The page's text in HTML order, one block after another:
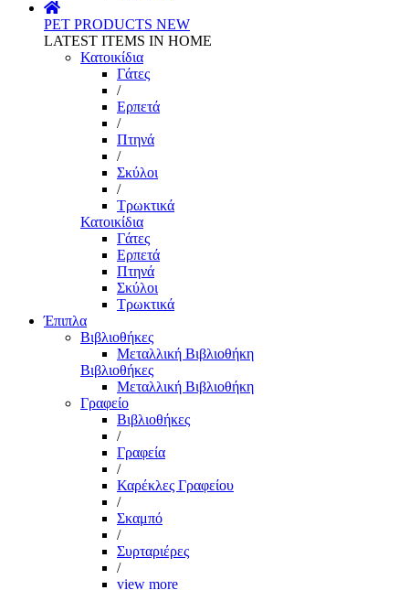
PET PRODUCTS NEW
LATEST ITEMS IN HOME
Κατοικίδια
Γάτες
/
Ερπετά
/
Πτηνά
/
Σκύλοι
/
Τρωκτικά
Κατοικίδια
Γάτες
Ερπετά
Πτηνά
Σκύλοι
Τρωκτικά
Έπιπλα
Βιβλιοθήκες
Μεταλλική Βιβλιοθήκη
Βιβλιοθήκες
Μεταλλική Βιβλιοθήκη
Γραφείο
Βιβλιοθήκες
/
Γραφεία
/
Καρέκλες Γραφείου
/
Σκαμπό
/
Συρταριέρες
/
view more